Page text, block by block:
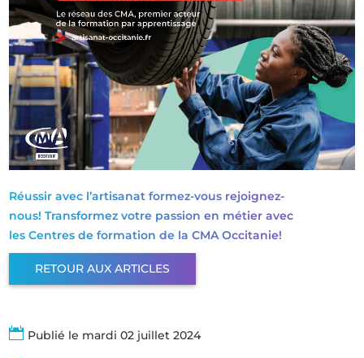
Réussir avec l’artisanat formez-vous rejoignez-
nous! Transformez votre passion en métier avec
les Centres de formation de la CMA Occitanie!
RETOUR AUX ARTICLES
 Publié le mardi 02 juillet 2024